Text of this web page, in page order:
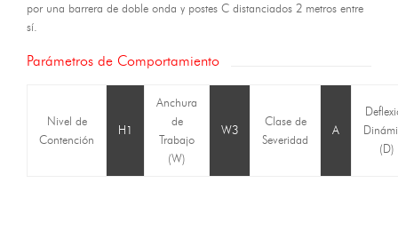
por una barrera de doble onda y postes C distanciados 2 metros entre
sí.
Parámetros de Comportamiento
Nivel de
Contención
H1
Anchura
de
Trabajo
(W)
W3
Clase de
Severidad
A
(D)